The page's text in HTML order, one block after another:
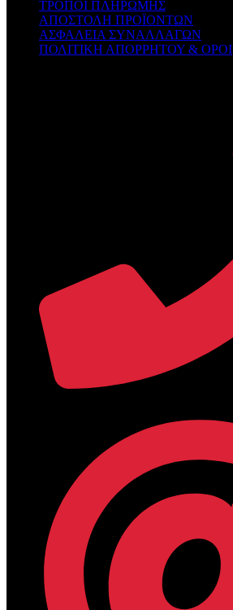
ΤΡΟΠΟΙ ΠΛΗΡΩΜΗΣ
ΑΠΟΣΤΟΛΗ ΠΡΟΪΟΝΤΩΝ
ΑΣΦΑΛΕΙΑ ΣΥΝΑΛΛΑΓΩΝ
ΠΟΛΙΤΙΚΗ ΑΠΟΡΡΗΤΟΥ & ΟΡΟΙ